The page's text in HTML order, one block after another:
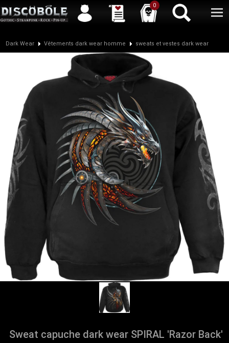
0
Service client 04 50 26 57 88 Newsletter | | Facebook
Dark Wear Vêtements dark wear homme sweats et vestes dark wear
Sweat capuche dark wear SPIRAL 'Razor Back'